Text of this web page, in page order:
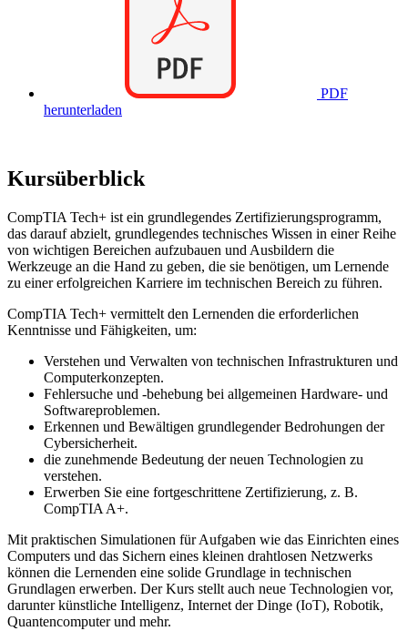
PDF
herunterladen
Kursüberblick
CompTIA Tech+ ist ein grundlegendes Zertifizierungsprogramm,
das darauf abzielt, grundlegendes technisches Wissen in einer Reihe
von wichtigen Bereichen aufzubauen und Ausbildern die
Werkzeuge an die Hand zu geben, die sie benötigen, um Lernende
zu einer erfolgreichen Karriere im technischen Bereich zu führen.
CompTIA Tech+ vermittelt den Lernenden die erforderlichen
Kenntnisse und Fähigkeiten, um:
Verstehen und Verwalten von technischen Infrastrukturen und
Computerkonzepten.
Fehlersuche und -behebung bei allgemeinen Hardware- und
Softwareproblemen.
Erkennen und Bewältigen grundlegender Bedrohungen der
Cybersicherheit.
die zunehmende Bedeutung der neuen Technologien zu
verstehen.
Erwerben Sie eine fortgeschrittene Zertifizierung, z. B.
CompTIA A+.
Mit praktischen Simulationen für Aufgaben wie das Einrichten eines
Computers und das Sichern eines kleinen drahtlosen Netzwerks
können die Lernenden eine solide Grundlage in technischen
Grundlagen erwerben. Der Kurs stellt auch neue Technologien vor,
darunter künstliche Intelligenz, Internet der Dinge (IoT), Robotik,
Quantencomputer und mehr.